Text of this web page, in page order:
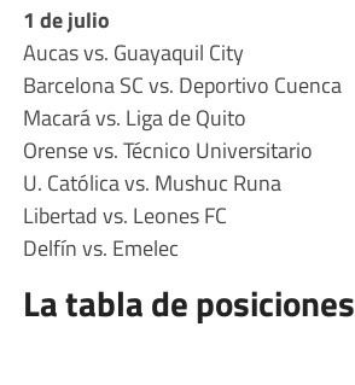
1 de julio
Aucas vs. Guayaquil City
Barcelona SC vs. Deportivo Cuenca
Macará vs. Liga de Quito
Orense vs. Técnico Universitario
U. Católica vs. Mushuc Runa
Libertad vs. Leones FC
Delfín vs. Emelec
La tabla de posiciones